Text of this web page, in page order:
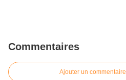
Commentaires
Ajouter un commentaire